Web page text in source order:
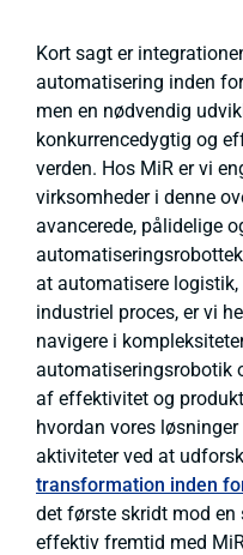
Kort sagt er
automatisering inden
men en nødvendig
konkurrencedygtig og
verden. Hos MiR er vi
virksomheder i denne
avancerede, pålidelige
at automatisere
industriel proces, er vi
navigere i
automatiseringsrobotik
af effektivitet og
hvordan vores
aktiviteter ved at
transformation inden
det første skridt mod en
effektiv fremtid med